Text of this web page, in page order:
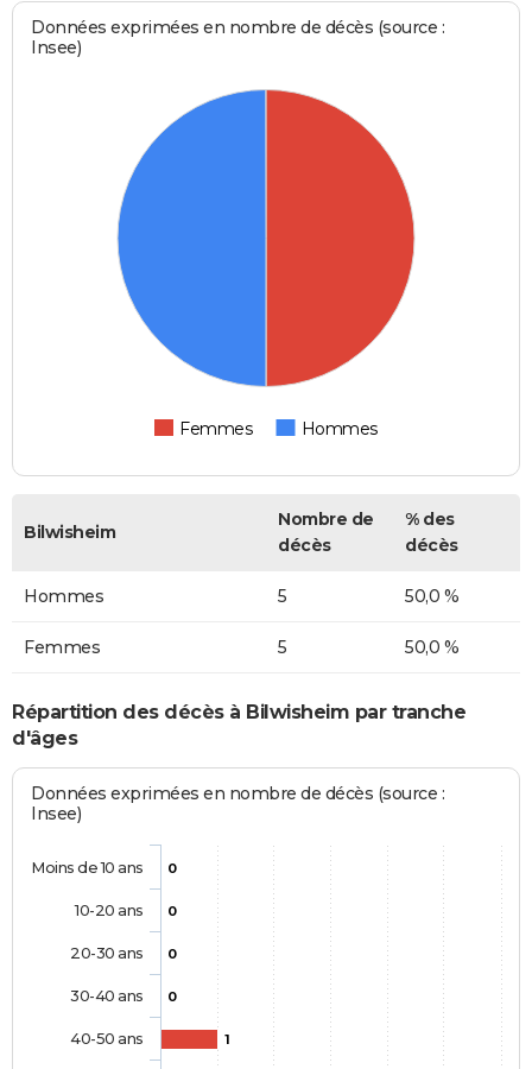
Données exprimées en nombre de décès (source :
Insee)
Femmes Hommes
Bilwisheim
Nombre de
décès
% des
décès
Hommes 5 50,0 %
Femmes 5 50,0 %
Répartition des décès à Bilwisheim par tranche
d'âges
Données exprimées en nombre de décès (source :
Insee)
0
0
0
0
1
Moins de 10 ans
10-20 ans
20-30 ans
30-40 ans
40-50 ans